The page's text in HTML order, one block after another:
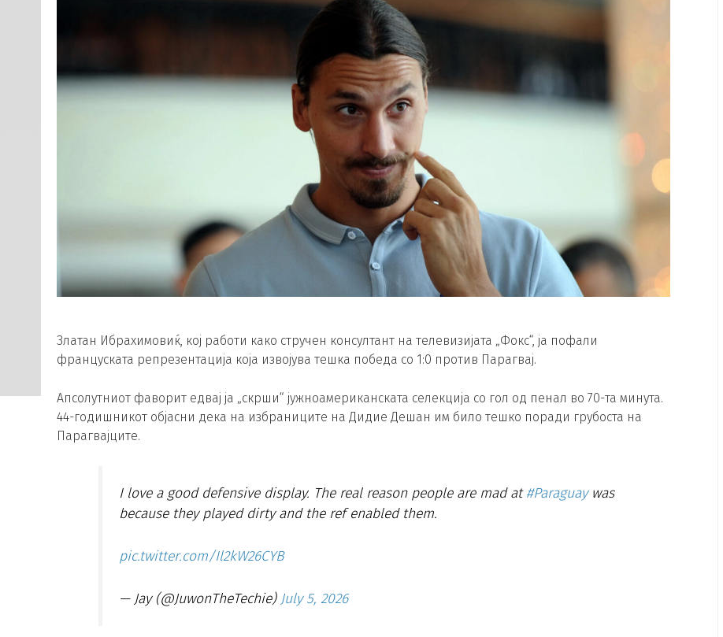
Златан Ибрахимовиќ, кој работи како стручен консултант на телевизијата „Фокс“, ја пофали
француската репрезентација која извојува тешка победа со 1:0 против Парагвај.
Апсолутниот фаворит едвај ја „скрши“ јужноамериканската селекција со гол од пенал во 70-та минута.
44-годишникот објасни дека на избраниците на Дидие Дешан им било тешко поради грубоста на
Парагвајците.
I love a good defensive display. The real reason people are mad at#Paraguaywas
because they played dirty and the ref enabled them.
pic.twitter.com/Il2kW26CYB
— Jay (@JuwonTheTechie) July 5, 2026